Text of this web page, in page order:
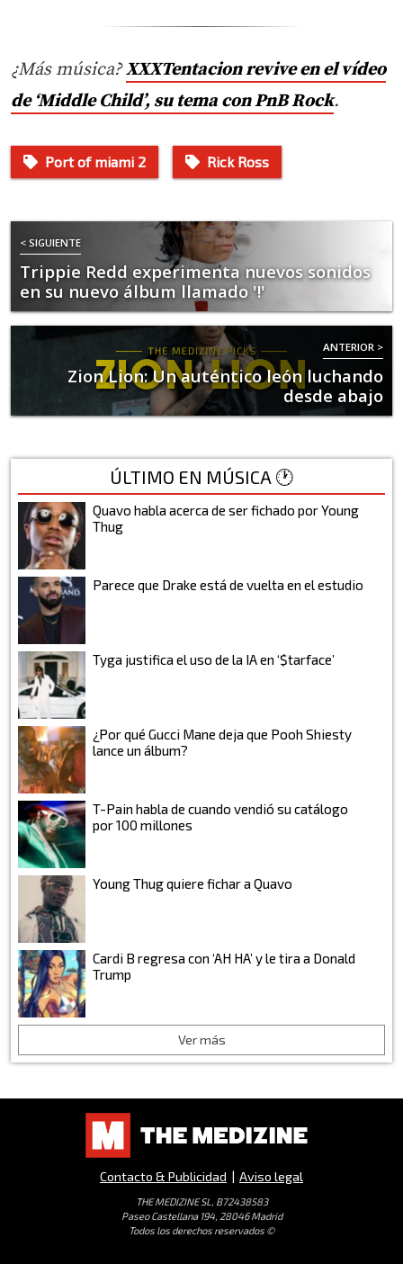
¿Más música?XXXTentacion revive en el vídeo
de ‘Middle Child’, su tema con PnB Rock.
Port of miami 2 Rick Ross
< SIGUIENTE
Trippie Redd experimenta nuevos sonidos
en su nuevo álbum llamado '!'
ANTERIOR >
Zion Lion: Un auténtico león luchando
desde abajo
ÚLTIMO EN MÚSICA 🕐
Quavo habla acerca de ser fichado por Young
Thug
Parece que Drake está de vuelta en el estudio
Tyga justifica el uso de la IA en ‘$tarface’
¿Por qué Gucci Mane deja que Pooh Shiesty
lance un álbum?
T-Pain habla de cuando vendió su catálogo
por 100 millones
Young Thug quiere fichar a Quavo
Cardi B regresa con ‘AH HA’ y le tira a Donald
Trump
Ver más
Contacto & Publicidad | Aviso legal
THE MEDIZINE SL, B72438583
Paseo Castellana 194, 28046 Madrid
Todos los derechos reservados ©